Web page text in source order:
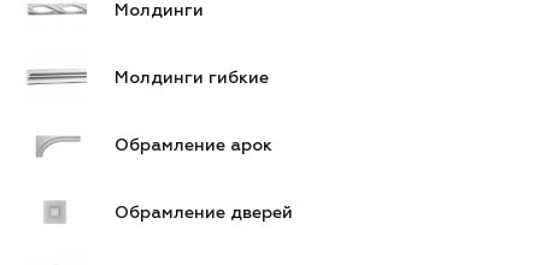
Молдинги
Молдинги гибкие
Обрамление арок
Обрамление дверей